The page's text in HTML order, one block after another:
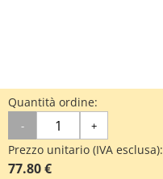
Quantità ordine:
- +
Prezzo unitario (IVA esclusa):
77.80 €